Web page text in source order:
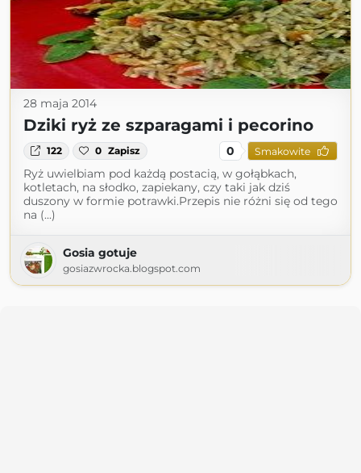
28 maja 2014
Dziki ryż ze szparagami i pecorino
122 0 Zapisz 0 Smakowite
Ryż uwielbiam pod każdą postacią, w gołąbkach,
kotletach, na słodko, zapiekany, czy taki jak dziś
duszony w formie potrawki.Przepis nie różni się od tego
na (...)
Gosia gotuje
gosiazwrocka.blogspot.com